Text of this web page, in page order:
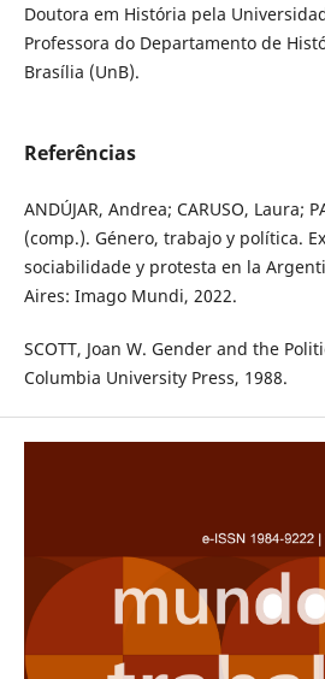
Doutora em História pela
Professora do Departamento de
Brasília (UnB).
Referências
ANDÚJAR, Andrea; CARUSO, Laura;
(comp.). Género, trabajo y política.
sociabilidade y protesta en la
Aires: Imago Mundi, 2022.
SCOTT, Joan W. Gender and the
Columbia University Press, 1988.